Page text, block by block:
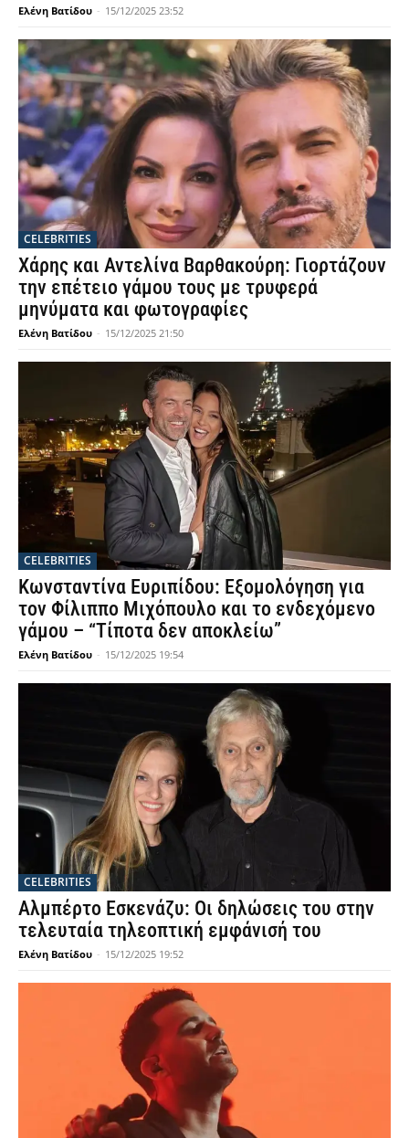
Ελένη Βατίδου - 15/12/2025 23:52
CELEBRITIES
Χάρης και Αντελίνα Βαρθακούρη: Γιορτάζουν
την επέτειο γάμου τους με τρυφερά
μηνύματα και φωτογραφίες
Ελένη Βατίδου - 15/12/2025 21:50
CELEBRITIES
Κωνσταντίνα Ευριπίδου: Εξομολόγηση για
τον Φίλιππο Μιχόπουλο και το ενδεχόμενο
γάμου – “Τίποτα δεν αποκλείω”
Ελένη Βατίδου - 15/12/2025 19:54
CELEBRITIES
Αλμπέρτο Εσκενάζυ: Οι δηλώσεις του στην
τελευταία τηλεοπτική εμφάνισή του
Ελένη Βατίδου - 15/12/2025 19:52